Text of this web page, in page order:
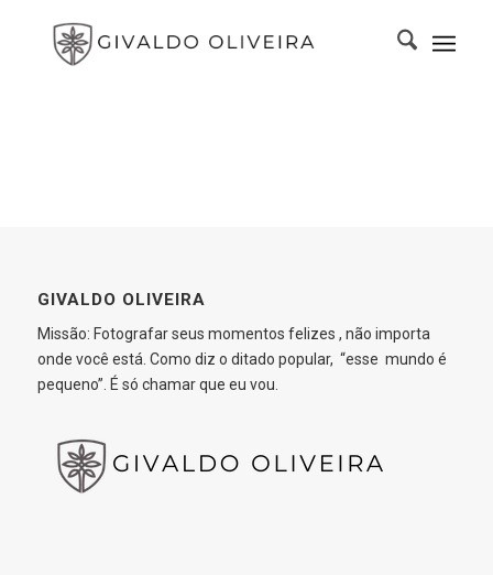
GIVALDO OLIVEIRA
Missão: Fotografar seus momentos felizes , não importa
onde você está. Como diz o ditado popular, “esse mundo é
pequeno”. É só chamar que eu vou.